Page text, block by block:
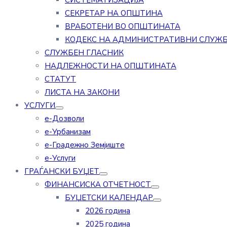
СЕКРЕТАР НА ОПШТИНА
ВРАБОТЕНИ ВО ОПШТИНАТА
КОДЕКС НА АДМИНИСТРАТИВНИ
СЛУЖБЕН ГЛАСНИК
НАДЛЕЖНОСТИ НА ОПШТИНАТА
СТАТУТ
ЛИСТА НА ЗАКОНИ
УСЛУГИ
е-Дозволи
е-Урбанизам
е-Градежно Земјиште
е-Услуги
ГРАЃАНСКИ БУЏЕТ
ФИНАНСИСКА ОТЧЕТНОСТ
БУЏЕТСКИ КАЛЕНДАР
2026 година
2025 година